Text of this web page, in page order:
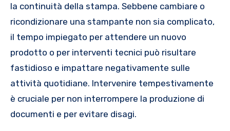
la continuità della stampa. Sebbene cambiare o
ricondizionare una stampante non sia complicato,
il tempo impiegato per attendere un nuovo
prodotto o per interventi tecnici può risultare
fastidioso e impattare negativamente sulle
attività quotidiane. Intervenire tempestivamente
è cruciale per non interrompere la produzione di
documenti e per evitare disagi.